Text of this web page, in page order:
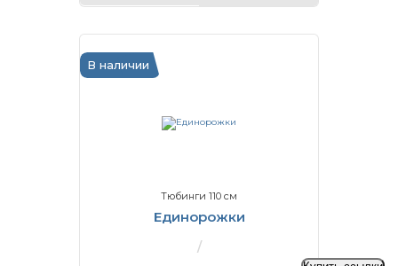
В наличии
Тюбинги 110 см
Единорожки